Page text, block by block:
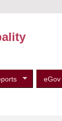
eGov